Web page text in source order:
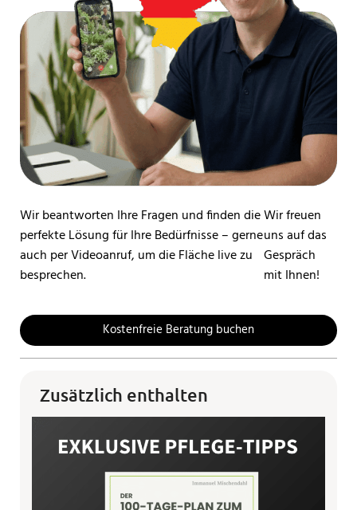
Wir beantworten Ihre Fragen und finden die
perfekte Lösung für Ihre Bedürfnisse – gerne
auch per Videoanruf, um die Fläche live zu
besprechen.
Wir freuen
uns auf das
Gespräch
mit Ihnen!
Kostenfreie Beratung buchen
Zusätzlich enthalten